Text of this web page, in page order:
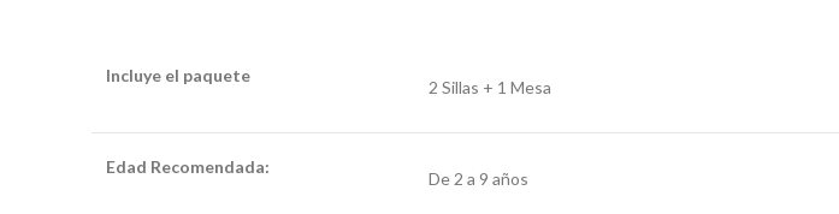
Incluye el paquete
2 Sillas + 1 Mesa
Edad Recomendada:
De 2 a 9 años